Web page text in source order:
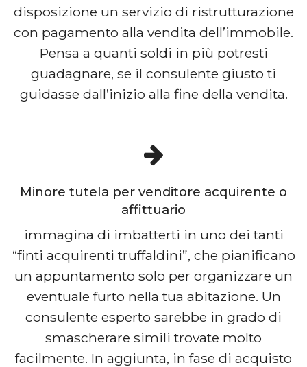
disposizione un servizio di ristrutturazione
con pagamento alla vendita dell’immobile.
Pensa a quanti soldi in più potresti
guadagnare, se il consulente giusto ti
guidasse dall’inizio alla fine della vendita.
Minore tutela per venditore acquirente o
affittuario
immagina di imbatterti in uno dei tanti
“finti acquirenti truffaldini”, che pianificano
un appuntamento solo per organizzare un
eventuale furto nella tua abitazione. Un
consulente esperto sarebbe in grado di
smascherare simili trovate molto
facilmente. In aggiunta, in fase di acquisto